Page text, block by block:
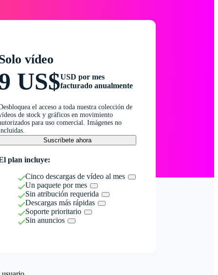
vídeo
US$USD por mes
facturado anualmente
el acceso a toda nuestra colección de
de stock y gráficos en movimiento
para uso comercial. Imágenes no
Suscríbete ahora
plan incluye:
Cinco descargas de vídeo al mes
Un paquete por mes
Sin atribución requerida
Descargas más rápidas
Soporte prioritario
Sin anuncios